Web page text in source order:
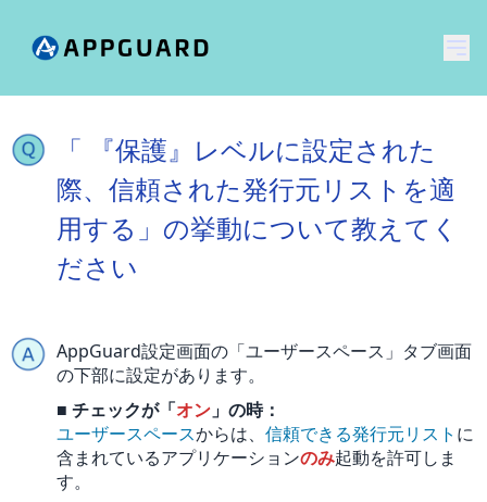
メ
「 『保護』レベルに設定された
際、信頼された発行元リストを適
用する」の挙動について教えてく
ださい
AppGuard設定画面の「ユーザースペース」タブ画面
の下部に設定があります。
■ チェックが「オン 」の時：
ユーザースペースからは、 信頼できる発行元リスト に
含まれているアプリケーションのみ起動を許可しま
す。